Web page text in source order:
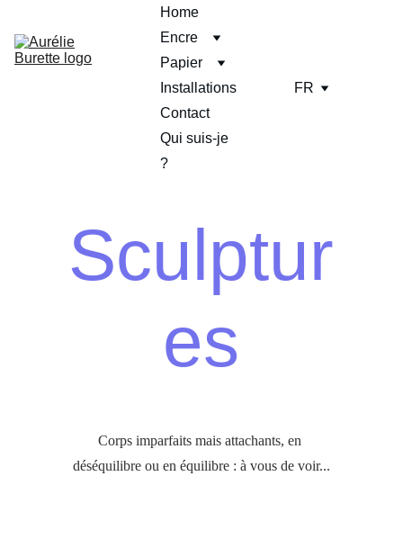
Home
Encre
Papier
Installations
Contact
Qui suis-je
?
FR
Sculptur
es
Corps imparfaits mais attachants, en
déséquilibre ou en équilibre : à vous de voir...